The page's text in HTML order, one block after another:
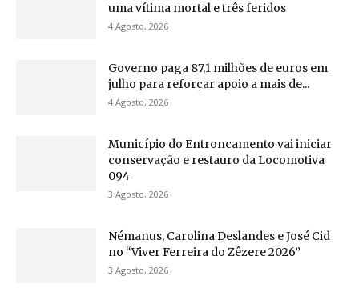
uma vítima mortal e três feridos
4 Agosto, 2026
Governo paga 87,1 milhões de euros em
julho para reforçar apoio a mais de...
4 Agosto, 2026
Município do Entroncamento vai iniciar
conservação e restauro da Locomotiva
094
3 Agosto, 2026
Némanus, Carolina Deslandes e José Cid
no “Viver Ferreira do Zêzere 2026”
3 Agosto, 2026